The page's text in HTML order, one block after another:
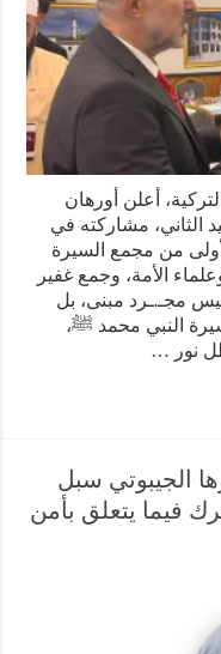
أعلن أورهان
الثاني، مشاركته في
من مجمع السيرة
الأمة، وجمع غفير
مجـ.ـرد مبنى، بل
النبي محمد ﷺ،
نور …
الجيبوتي سبل
فيما يتعلق بأمن